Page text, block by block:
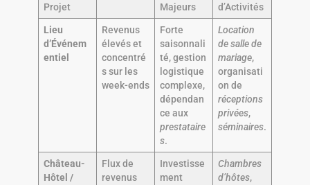
Projet
Majeurs
d’Activités
Lieu
d’Événem
entiel
Revenus
élevés et
concentré
s sur les
week-ends
Forte
saisonnali
té, gestion
logistique
complexe,
dépendan
ce aux
prestataire
s.
Location
de salle de
mariage,
organisati
on de
réceptions
privées,
séminaires.
Château-
Hôtel /
Flux de
revenus
Investisse
ment
Chambres
d’hôtes,